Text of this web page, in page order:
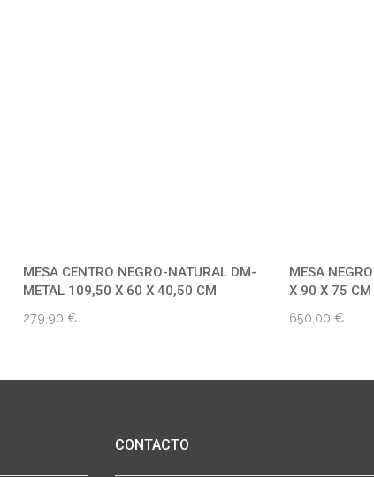
MESA CENTRO NEGRO-NATURAL DM-
METAL 109,50 X 60 X 40,50 CM
279,90€
MESA
X 90 X 75 CM
650,00 €
CONTACTO